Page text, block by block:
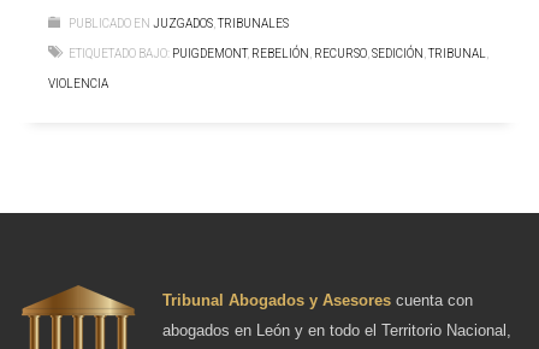
PUBLICADO EN JUZGADOS,TRIBUNALES
ETIQUETADO BAJO: PUIGDEMONT, REBELIÓN, RECURSO,SEDICIÓN,TRIBUNAL,
VIOLENCIA
Tribunal Abogados y Asesores cuenta con
abogados en León y en todo el Territorio Nacional,